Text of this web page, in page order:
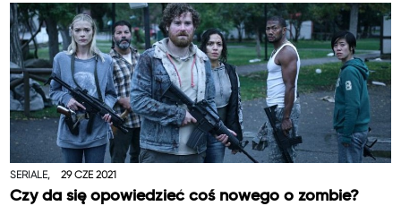
SERIALE, 29 CZE 2021
Czy da się opowiedzieć coś nowego o zombie?